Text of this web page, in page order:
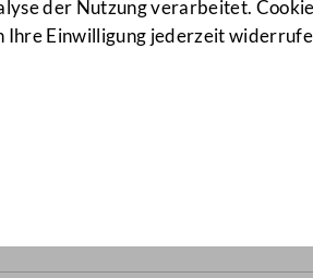
der Nutzung verarbeitet.
Ihre Einwilligung jederzeit
Teil II –